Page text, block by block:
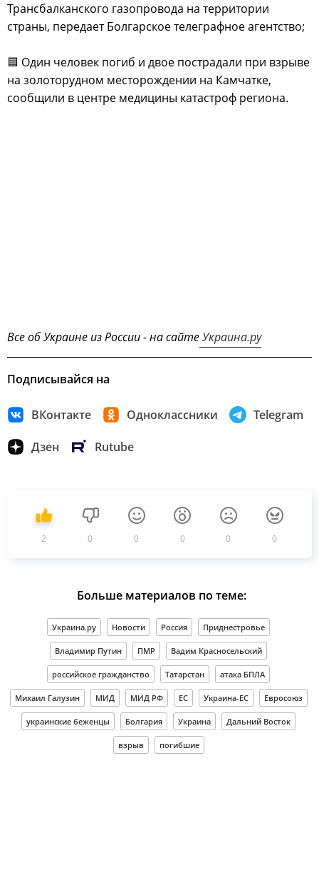
Трансбалканского газопровода на территории
страны, передает Болгарское телеграфное агентство;
🟦 Один человек погиб и двое пострадали при взрыве
на золоторудном месторождении на Камчатке,
сообщили в центре медицины катастроф региона.
Все об Украине из России - на сайтеУкраина.ру
Подписывайся на
ВКонтакте Одноклассники Telegram
Дзен Rutube
2 0 0 0 0 0
Больше материалов по теме:
Украина.ру Новости Россия Приднестровье
Владимир Путин ПМР Вадим Красносельский
российское гражданство Татарстан атака БПЛА
Михаил Галузин МИД МИД РФ ЕС Украина-ЕС Евросоюз
украинские беженцы Болгария Украина Дальний Восток
взрыв погибшие